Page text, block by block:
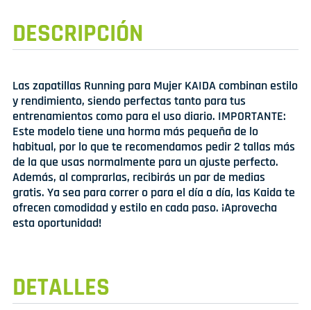
DESCRIPCIÓN
Las zapatillas Running para Mujer KAIDA combinan estilo
y rendimiento, siendo perfectas tanto para tus
entrenamientos como para el uso diario. IMPORTANTE:
Este modelo tiene una horma más pequeña de lo
habitual, por lo que te recomendamos pedir 2 tallas más
de la que usas normalmente para un ajuste perfecto.
Además, al comprarlas, recibirás un par de medias
gratis. Ya sea para correr o para el día a día, las Kaida te
ofrecen comodidad y estilo en cada paso. ¡Aprovecha
esta oportunidad!
DETALLES